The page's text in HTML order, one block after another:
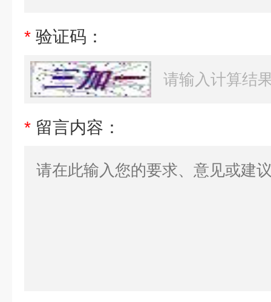
* 验证码：
* 留言内容：